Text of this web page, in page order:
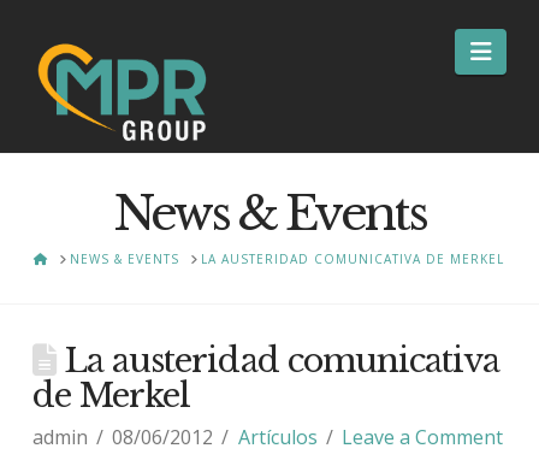
News & Events
HOMENEWS & EVENTS LA AUSTERIDAD COMUNICATIVA DE MERKEL
La austeridad comunicativa
de Merkel
admin 08/06/2012 Artículos Leave a Comment